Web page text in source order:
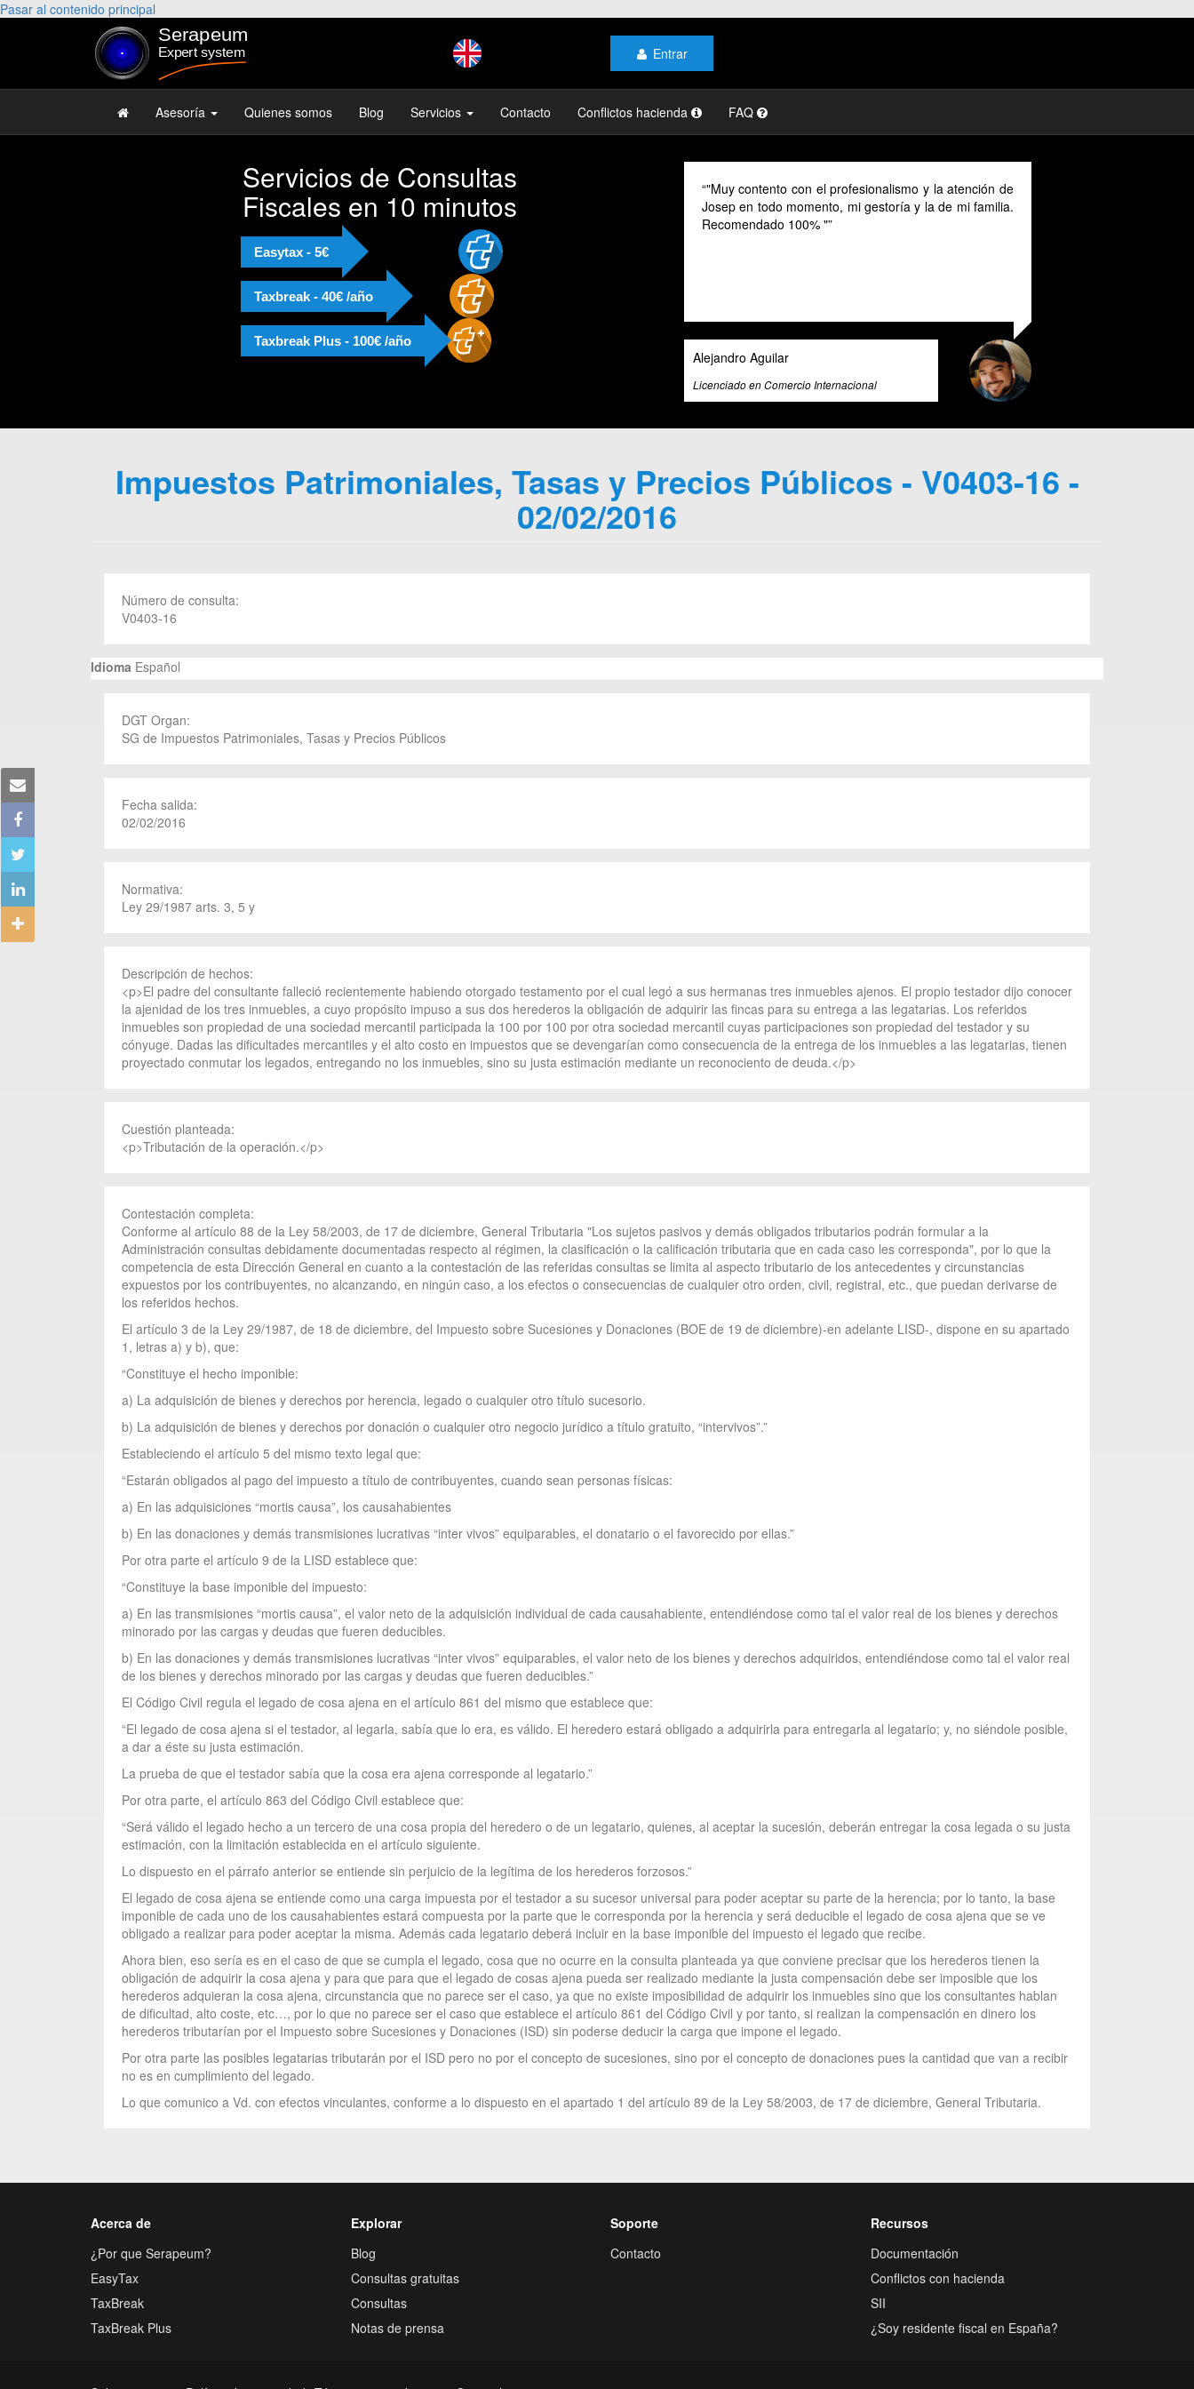
Pasar al contenido principal
Entrar
Asesoría Quienes somos Blog Servicios Contacto Conflictos hacienda FAQ
Servicios de Consultas
Fiscales en 10 minutos
Easytax - 5€
Taxbreak - 40€ /año
Taxbreak Plus - 100€ /año
"Muy contento con el profesionalismo y la atención de
Josep en todo momento, mi gestoría y la de mi familia.
Recomendado 100% "
Alejandro Aguilar
Licenciado en Comercio Internacional
Impuestos Patrimoniales, Tasas y Precios Públicos - V0403-16 -
02/02/2016
Número de consulta:
V0403-16
Idioma Español
DGT Organ:
SG de Impuestos Patrimoniales, Tasas y Precios Públicos
Fecha salida:
02/02/2016
Normativa:
Ley 29/1987 arts. 3, 5 y
Descripción de hechos:
<p>El padre del consultante falleció recientemente habiendo otorgado testamento por el cual legó a sus hermanas tres inmuebles ajenos. El propio testador dijo conocer
la ajenidad de los tres inmuebles, a cuyo propósito impuso a sus dos herederos la obligación de adquirir las fincas para su entrega a las legatarias. Los referidos
inmuebles son propiedad de una sociedad mercantil participada la 100 por 100 por otra sociedad mercantil cuyas participaciones son propiedad del testador y su
cónyuge. Dadas las dificultades mercantiles y el alto costo en impuestos que se devengarían como consecuencia de la entrega de los inmuebles a las legatarias, tienen
proyectado conmutar los legados, entregando no los inmuebles, sino su justa estimación mediante un reconociento de deuda.</p>
Cuestión planteada:
<p>Tributación de la operación.</p>
Contestación completa:
Conforme al artículo 88 de la Ley 58/2003, de 17 de diciembre, General Tributaria "Los sujetos pasivos y demás obligados tributarios podrán formular a la
Administración consultas debidamente documentadas respecto al régimen, la clasificación o la calificación tributaria que en cada caso les corresponda", por lo que la
competencia de esta Dirección General en cuanto a la contestación de las referidas consultas se limita al aspecto tributario de los antecedentes y circunstancias
expuestos por los contribuyentes, no alcanzando, en ningún caso, a los efectos o consecuencias de cualquier otro orden, civil, registral, etc., que puedan derivarse de
los referidos hechos.
El artículo 3 de la Ley 29/1987, de 18 de diciembre, del Impuesto sobre Sucesiones y Donaciones (BOE de 19 de diciembre)-en adelante LISD-, dispone en su apartado
1, letras a) y b), que:
“Constituye el hecho imponible:
a) La adquisición de bienes y derechos por herencia, legado o cualquier otro título sucesorio.
b) La adquisición de bienes y derechos por donación o cualquier otro negocio jurídico a título gratuito, “intervivos”.”
Estableciendo el artículo 5 del mismo texto legal que:
“Estarán obligados al pago del impuesto a título de contribuyentes, cuando sean personas físicas:
a) En las adquisiciones “mortis causa”, los causahabientes
b) En las donaciones y demás transmisiones lucrativas “inter vivos” equiparables, el donatario o el favorecido por ellas.”
Por otra parte el artículo 9 de la LISD establece que:
“Constituye la base imponible del impuesto:
a) En las transmisiones “mortis causa”, el valor neto de la adquisición individual de cada causahabiente, entendiéndose como tal el valor real de los bienes y derechos
minorado por las cargas y deudas que fueren deducibles.
b) En las donaciones y demás transmisiones lucrativas “inter vivos” equiparables, el valor neto de los bienes y derechos adquiridos, entendiéndose como tal el valor real
de los bienes y derechos minorado por las cargas y deudas que fueren deducibles.”
El Código Civil regula el legado de cosa ajena en el artículo 861 del mismo que establece que:
“El legado de cosa ajena si el testador, al legarla, sabía que lo era, es válido. El heredero estará obligado a adquirirla para entregarla al legatario; y, no siéndole posible,
a dar a éste su justa estimación.
La prueba de que el testador sabía que la cosa era ajena corresponde al legatario.”
Por otra parte, el artículo 863 del Código Civil establece que:
“Será válido el legado hecho a un tercero de una cosa propia del heredero o de un legatario, quienes, al aceptar la sucesión, deberán entregar la cosa legada o su justa
estimación, con la limitación establecida en el artículo siguiente.
Lo dispuesto en el párrafo anterior se entiende sin perjuicio de la legítima de los herederos forzosos.”
El legado de cosa ajena se entiende como una carga impuesta por el testador a su sucesor universal para poder aceptar su parte de la herencia; por lo tanto, la base
imponible de cada uno de los causahabientes estará compuesta por la parte que le corresponda por la herencia y será deducible el legado de cosa ajena que se ve
obligado a realizar para poder aceptar la misma. Además cada legatario deberá incluir en la base imponible del impuesto el legado que recibe.
Ahora bien, eso sería es en el caso de que se cumpla el legado, cosa que no ocurre en la consulta planteada ya que conviene precisar que los herederos tienen la
obligación de adquirir la cosa ajena y para que para que el legado de cosas ajena pueda ser realizado mediante la justa compensación debe ser imposible que los
herederos adquieran la cosa ajena, circunstancia que no parece ser el caso, ya que no existe imposibilidad de adquirir los inmuebles sino que los consultantes hablan
de dificultad, alto coste, etc…, por lo que no parece ser el caso que establece el artículo 861 del Código Civil y por tanto, si realizan la compensación en dinero los
herederos tributarían por el Impuesto sobre Sucesiones y Donaciones (ISD) sin poderse deducir la carga que impone el legado.
Por otra parte las posibles legatarias tributarán por el ISD pero no por el concepto de sucesiones, sino por el concepto de donaciones pues la cantidad que van a recibir
no es en cumplimiento del legado.
Lo que comunico a Vd. con efectos vinculantes, conforme a lo dispuesto en el apartado 1 del artículo 89 de la Ley 58/2003, de 17 de diciembre, General Tributaria.
Acerca de
¿Por que Serapeum?
EasyTax
TaxBreak
TaxBreak Plus
Explorar
Blog
Consultas gratuitas
Consultas
Notas de prensa
Soporte
Contacto
Recursos
Documentación
Conflictos con hacienda
SII
¿Soy residente fiscal en España?